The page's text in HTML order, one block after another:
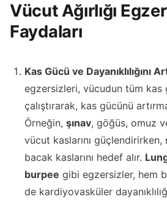
Vücut Ağırlığı
Faydaları
Kas Gücü ve Dayanıklılığını
egzersizleri, vücudun tüm kas
çalıştırarak, kas gücünü
Örneğin, şınav, göğüs, omuz
vücut kaslarını güçlendirirken,
bacak kaslarını hedef alır.
burpee gibi egzersizler, hem
de kardiyovasküler